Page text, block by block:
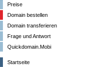
Preise
Domain bestellen
Domain transferieren
Frage und Antwort
Quickdomain.Mobi
Startseite